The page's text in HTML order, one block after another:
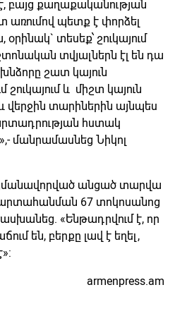
բայց քաղաքականության
առումով պետք է փորձել
տեսեք՝ շուկայում
տվյալներն էլ են դա
շատ կայուն
շուկայում և միշտ կայուն
վերջին տարիներին այնպես
հստակ
մանրամասնեց Նիկոլ
անցած տարվա
67 տոկոսանոց
«Ենթադրվում է, որ
են, բերքը լավ է եղել,
armenpress.am